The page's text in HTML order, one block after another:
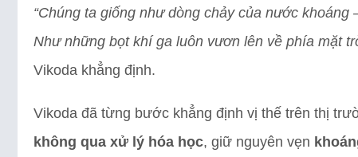
“Chúng ta giống như dòng chảy của nước
Như những bọt khí ga luôn vươn lên về phía mặt
Vikoda khẳng định.
Vikoda đã từng bước khẳng định vị thế trên thị
không qua xử lý hóa học, giữ nguyên vẹn